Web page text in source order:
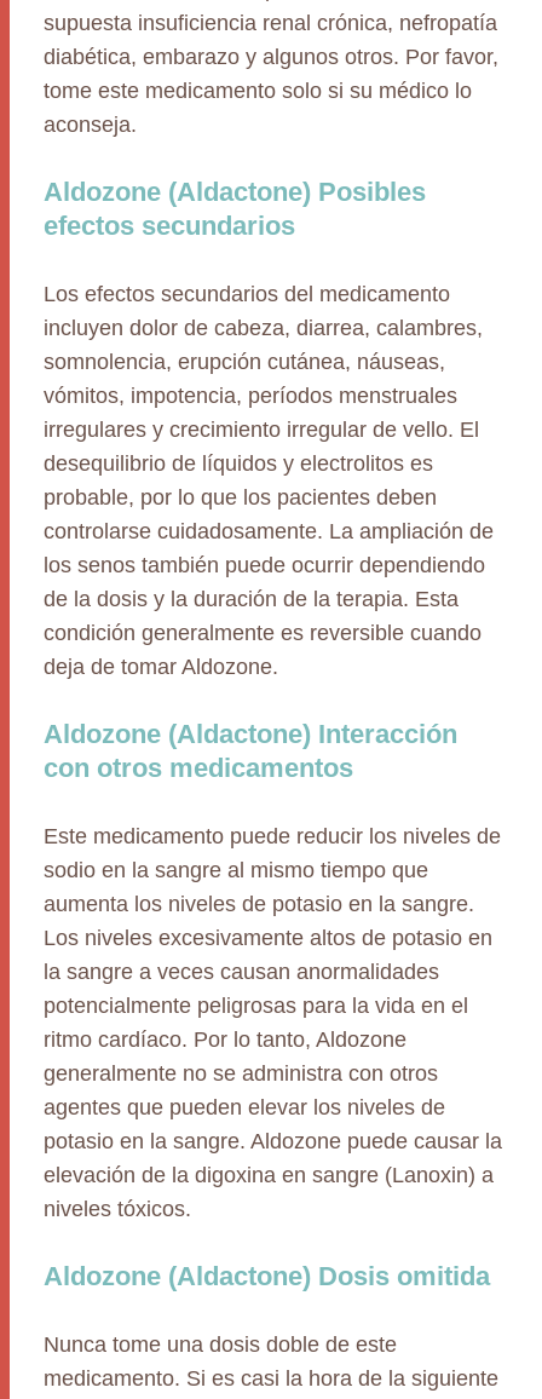
supuesta insuficiencia renal crónica, nefropatía
diabética, embarazo y algunos otros. Por favor,
tome este medicamento solo si su médico lo
aconseja.
Aldozone (Aldactone) Posibles
efectos secundarios
Los efectos secundarios del medicamento
incluyen dolor de cabeza, diarrea, calambres,
somnolencia, erupción cutánea, náuseas,
vómitos, impotencia, períodos menstruales
irregulares y crecimiento irregular de vello. El
desequilibrio de líquidos y electrolitos es
probable, por lo que los pacientes deben
controlarse cuidadosamente. La ampliación de
los senos también puede ocurrir dependiendo
de la dosis y la duración de la terapia. Esta
condición generalmente es reversible cuando
deja de tomar Aldozone.
Aldozone (Aldactone) Interacción
con otros medicamentos
Este medicamento puede reducir los niveles de
sodio en la sangre al mismo tiempo que
aumenta los niveles de potasio en la sangre.
Los niveles excesivamente altos de potasio en
la sangre a veces causan anormalidades
potencialmente peligrosas para la vida en el
ritmo cardíaco. Por lo tanto, Aldozone
generalmente no se administra con otros
agentes que pueden elevar los niveles de
potasio en la sangre. Aldozone puede causar la
elevación de la digoxina en sangre (Lanoxin) a
niveles tóxicos.
Aldozone (Aldactone) Dosis omitida
Nunca tome una dosis doble de este
medicamento. Si es casi la hora de la siguiente